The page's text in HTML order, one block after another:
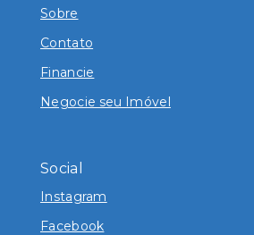
Sobre
Contato
Financie
Negocie seu Imóvel
Social
Instagram
Facebook